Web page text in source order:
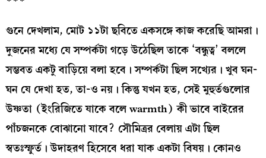
গুনে দেখলাম, মোট ১১টা ছবিতে একসঙ্গে কাজ করেছি আমরা।
দুজনের মধ্যে যে সম্পর্কটা গড়ে উঠেছিল তাকে ‘বন্ধুত্ব’ বললে
সম্ভবত একটু বাড়িয়ে বলা হবে। সম্পর্কটা ছিল সখ্যের। খুব ঘন-
ঘন যে দেখা হত, তা-ও নয়। কিন্তু যখন হত, সেই মুহুর্তগুলোর
উষ্ণতা (ইংরিজিতে যাকে বলে warmth) কী ভাবে বাইরের
পাঁচজনকে বোঝানো যাবে? সৌমিত্রর বেলায় এটা ছিল
স্বতঃস্ফুর্ত। উদাহরণ হিসেবে ধরা যাক একটা বিষয়। কোনও